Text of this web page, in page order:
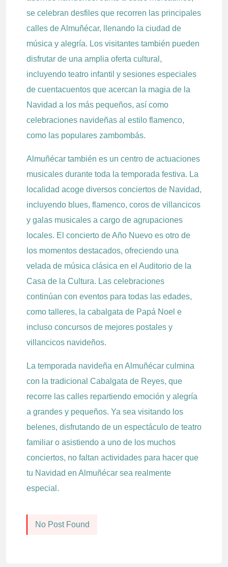
se celebran desfiles que recorren las principales
calles de Almuñécar, llenando la ciudad de
música y alegría. Los visitantes también pueden
disfrutar de una amplia oferta cultural,
incluyendo teatro infantil y sesiones especiales
de cuentacuentos que acercan la magia de la
Navidad a los más pequeños, así como
celebraciones navideñas al estilo flamenco,
como las populares zambombás.
Almuñécar también es un centro de actuaciones
musicales durante toda la temporada festiva. La
localidad acoge diversos conciertos de Navidad,
incluyendo blues, flamenco, coros de villancicos
y galas musicales a cargo de agrupaciones
locales. El concierto de Año Nuevo es otro de
los momentos destacados, ofreciendo una
velada de música clásica en el Auditorio de la
Casa de la Cultura. Las celebraciones
continúan con eventos para todas las edades,
como talleres, la cabalgata de Papá Noel e
incluso concursos de mejores postales y
villancicos navideños.
La temporada navideña en Almuñécar culmina
con la tradicional Cabalgata de Reyes, que
recorre las calles repartiendo emoción y alegría
a grandes y pequeños. Ya sea visitando los
belenes, disfrutando de un espectáculo de teatro
familiar o asistiendo a uno de los muchos
conciertos, no faltan actividades para hacer que
tu Navidad en Almuñécar sea realmente
especial.
No Post Found